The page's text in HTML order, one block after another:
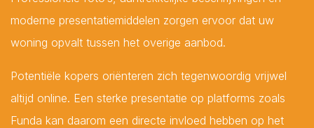
moderne presentatiemiddelen zorgen ervoor dat uw
woning opvalt tussen het overige aanbod.
Potentiële kopers oriënteren zich tegenwoordig vrijwel
altijd online. Een sterke presentatie op platforms zoals
Funda kan daarom een directe invloed hebben op het